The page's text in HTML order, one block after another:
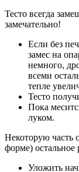
Тесто всегда
замечательно!
Если без
замес на
немного,
всеми
тепле
Тесто
Пока
луком.
Некоторую часть
форме) остальное
Уложить